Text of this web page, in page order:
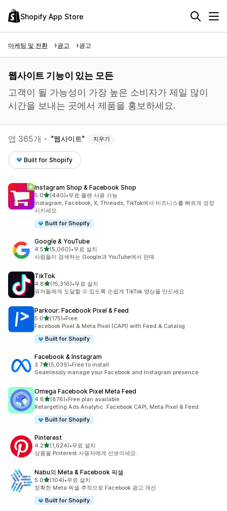
Shopify App Store
마케팅 및 전환 광고 광고
웹사이트 기능이 있는 모든
고객이 될 가능성이 가장 높은 소비자가 제일 많이
시간을 보내는 곳에서 제품을 홍보하세요.
앱 365개 - 웹사이트 지우기
Built for Shopify
Instagram Shop & Facebook Shop
5.0별 5개 중
(440)
총 리뷰 440개
•무료 플랜 사용 가능
Instagram, Facebook, X, Threads, TikTok에서 비즈니스를 빠르게 성장
시키세요.
Built for Shopify
Google & YouTube
4.5별 5개 중
(5,060)
총 리뷰 5060개
•무료 설치
사람들이 검색하는 Google과 YouTube에서 판매
TikTok
4.8별 5개 중
(15,316)
총 리뷰 15316개
•무료 설치
유저들에게 도달할 수 있도록 손쉽게 TikTok 영상을 만드세요
Parkour: Facebook Pixel & Feed
5.0별 5개 중
(175)
총 리뷰 175개
•Free
Facebook Pixel & Meta Pixel (CAPI) with Feed & Catalog
Built for Shopify
Facebook & Instagram
3.7별 5개 중
(5,039)
총 리뷰 5039개
•Free to install
Seamlessly manage your Facebook and Instagram presence
Omega Facebook Pixel Meta Feed
4.8별 5개 중
(876)
총 리뷰 876개
•Free plan available
Retargeting Ads Analytic: Facebook CAPI, Meta Pixel & Feed
Built for Shopify
Pinterest
4.2별 5개 중
(1,624)
총 리뷰 1624개
•무료 설치
상품을 Pinterest 사용자에게 선보이세요.
Nabu의 Meta & Facebook 픽셀
5.0별 5개 중
(104)
총 리뷰 104개
•무료 설치
정확한 Meta 픽셀 추적으로 Facebook 광고 개선
Built for Shopify